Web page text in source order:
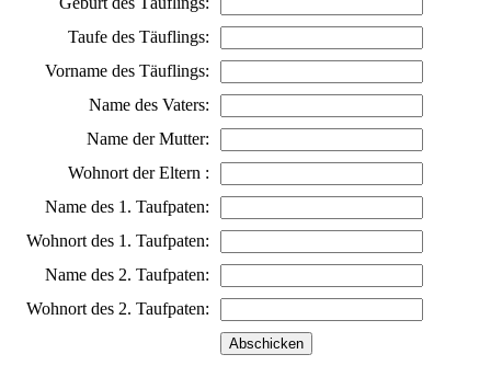
Taufe des Täuflings:
Vorname des Täuflings:
Name des Vaters:
Name der Mutter:
Wohnort der Eltern :
Name des 1. Taufpaten:
Wohnort des 1. Taufpaten:
Name des 2. Taufpaten:
Wohnort des 2. Taufpaten: